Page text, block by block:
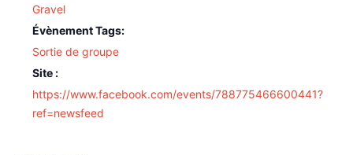
Gravel
Évènement Tags:
Sortie de groupe
Site :
https://www.facebook.com/events/788775466600441?
ref=newsfeed